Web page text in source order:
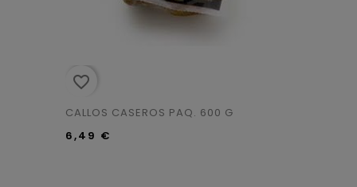
favorite_border
CALLOS CASEROS PAQ. 600 G
6,49 €